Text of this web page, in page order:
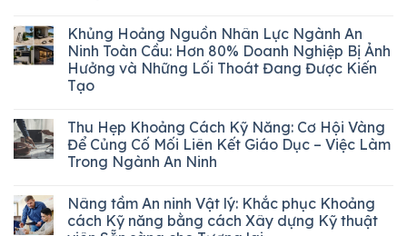
Khủng Hoảng Nguồn Nhân Lực Ngành An
Ninh Toàn Cầu: Hơn 80% Doanh Nghiệp Bị Ảnh
Hưởng và Những Lối Thoát Đang Được Kiến
Tạo
Thu Hẹp Khoảng Cách Kỹ Năng: Cơ Hội Vàng
Để Củng Cố Mối Liên Kết Giáo Dục – Việc Làm
Trong Ngành An Ninh
Nâng tầm An ninh Vật lý: Khắc phục Khoảng
cách Kỹ năng bằng cách Xây dựng Kỹ thuật